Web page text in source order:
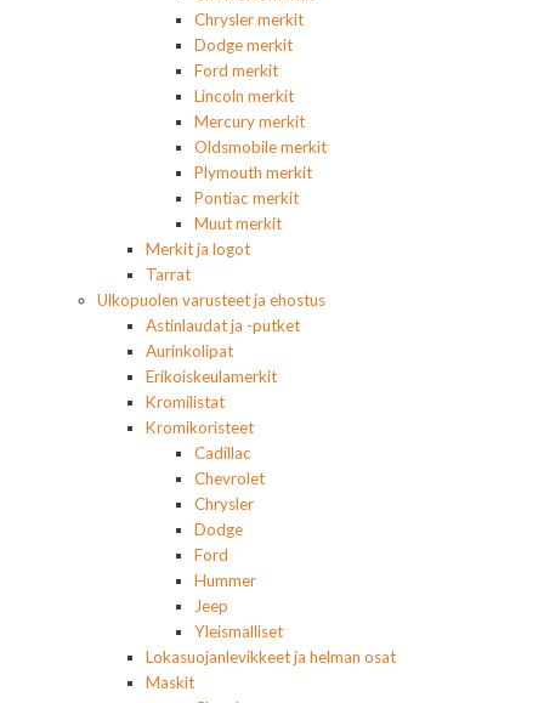
Chrysler merkit
Dodge merkit
Ford merkit
Lincoln merkit
Mercury merkit
Oldsmobile merkit
Plymouth merkit
Pontiac merkit
Muut merkit
Merkit ja logot
Tarrat
Ulkopuolen varusteet ja ehostus
Astinlaudat ja -putket
Aurinkolipat
Erikoiskeulamerkit
Kromilistat
Kromikoristeet
Cadillac
Chevrolet
Chrysler
Dodge
Ford
Hummer
Jeep
Yleismalliset
Lokasuojanlevikkeet ja helman osat
Maskit